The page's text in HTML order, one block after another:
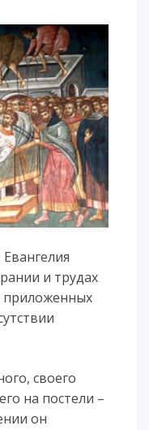
и трудах
своего
на постели –
он